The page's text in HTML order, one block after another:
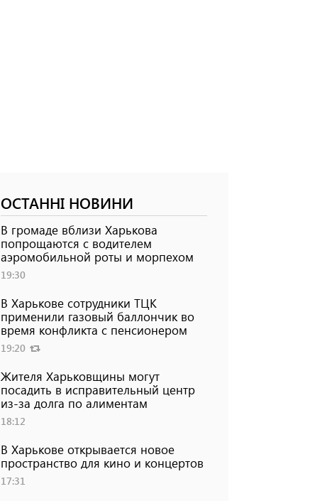
ОСТАННІ НОВИНИ
В громаде вблизи Харькова
попрощаются с водителем
аэромобильной роты и морпехом
19:30
В Харькове сотрудники ТЦК
применили газовый баллончик во
время конфликта с пенсионером
19:20
Жителя Харьковщины могут
посадить в исправительный центр
из-за долга по алиментам
18:12
В Харькове открывается новое
пространство для кино и концертов
17:31